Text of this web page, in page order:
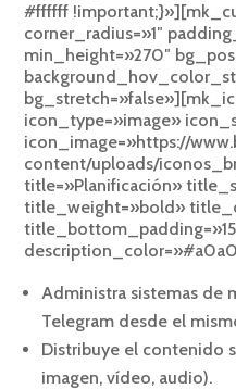
#ffffff
corner_radius=»1″
min_height=»270″
icon_type=»image»
icon_image=»https://
content/uploads/
title=»Planificación»
title_weight=»bold»
Administra sistemas de
Telegram desde el
Distribuye el contenido
imagen, vídeo, audio).